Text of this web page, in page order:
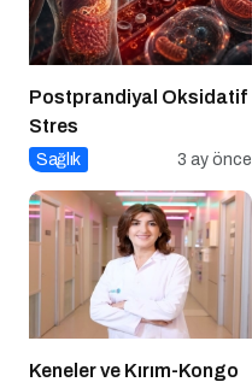
Postprandiyal Oksidatif
Stres
Sağlık 3 ay önce
Keneler ve Kırım-Kongo